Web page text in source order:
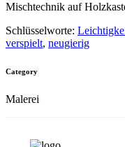
Mischtechnik auf
Schlüsselworte:
verspielt, neugierig
Category
Malerei